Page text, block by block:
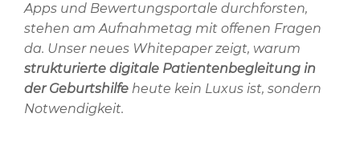
Apps und Bewertungsportale durchforsten,
stehen am Aufnahmetag mit offenen Fragen
da. Unser neues Whitepaper zeigt, warum
strukturierte digitale Patientenbegleitung in
der Geburtshilfe heute kein Luxus ist, sondern
Notwendigkeit.